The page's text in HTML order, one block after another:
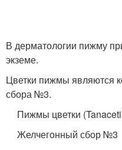
В дерматологии пижму
экземе.
Цветки пижмы являются
сбора №3.
Пижмы цветки
Желчегонный сбор №3